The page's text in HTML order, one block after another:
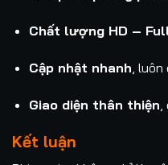
Chất lượng HD –
Cập nhật nhanh, luôn
Giao diện thân thiện
Kết luận